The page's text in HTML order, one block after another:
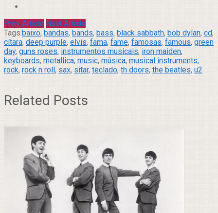
Prev Article Next Article
Tags:baixo, bandas, bands, bass, black sabbath, bob dylan, cd,
cítara, deep purple, elvis, fama, fame, famosas, famous, green
day, guns roses, instrumentos musicais, iron maiden,
keyboards, metallica, music, música, musical instruments,
rock, rock n roll, sax, sitar, teclado, th doors, the beatles, u2
Related Posts